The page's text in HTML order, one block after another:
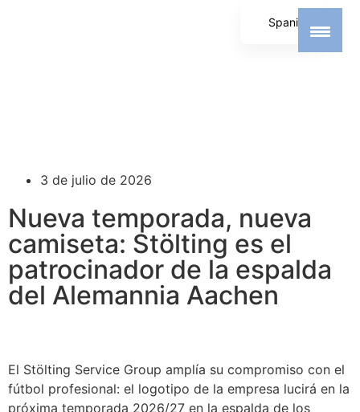
3 de julio de 2026
Nueva temporada, nueva
camiseta: Stölting es el
patrocinador de la espalda
del Alemannia Aachen
El Stölting Service Group amplía su compromiso con el
fútbol profesional: el logotipo de la empresa lucirá en la
próxima temporada 2026/27 en la espalda de los
Spanish